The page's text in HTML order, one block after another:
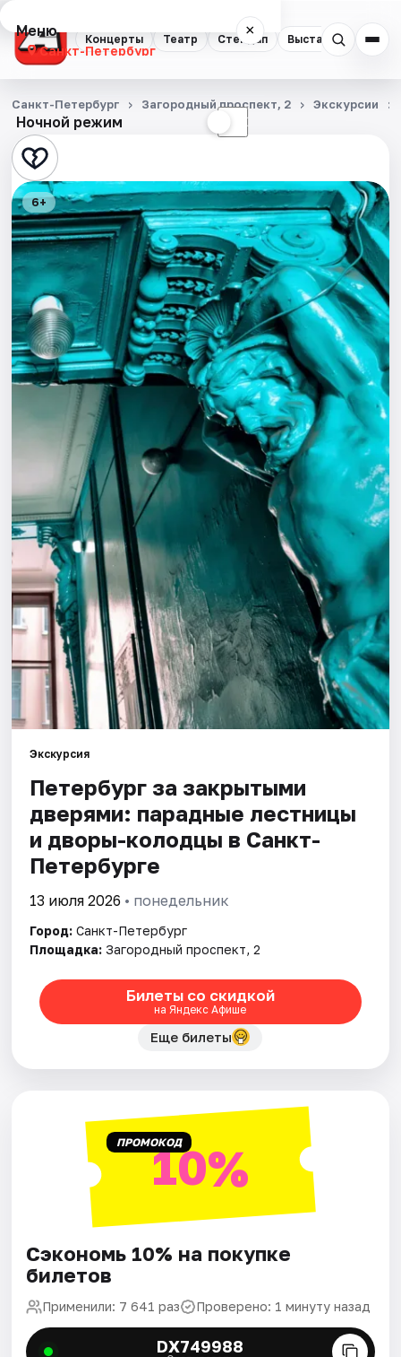
Концерты Театр Стендап Выставки
Меню ×
Санкт-Петербург
Концерты
Театр
Стендап
Выставки
Квесты
Экскурсии
Спорт
События
Площадки
Артисты
Рейтинги
Ночной режим ☾
Санкт-Петербург Загородный проспект, 2 Экскурсии
6+
Экскурсия
Петербург за закрытыми
дверями: парадные лестницы
и дворы-колодцы в Санкт-
Петербурге
13 июля 2026 • понедельник
Город: Санкт-Петербург
Площадка: Загородный проспект, 2
Билеты со скидкой
на Яндекс Афише
Еще билеты
ПРОМОКОД10%
Сэкономь 10% на покупке
билетов
Применили: 7 641 раз Проверено: 1 минуту назад
DX749988